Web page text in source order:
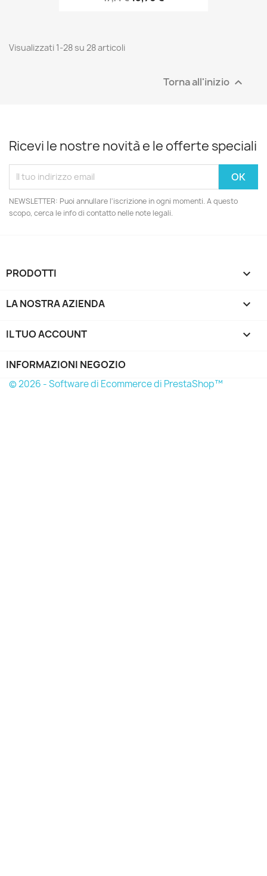
Visualizzati 1-28 su 28 articoli
Torna all'inizio 
Ricevi le nostre novità e le offerte speciali
NEWSLETTER: Puoi annullare l'iscrizione in ogni momenti. A questo
scopo, cerca le info di contatto nelle note legali.
PRODOTTI 
LA NOSTRA AZIENDA 
IL TUO ACCOUNT 
INFORMAZIONI NEGOZIO
© 2026 - Software di Ecommerce di PrestaShop™